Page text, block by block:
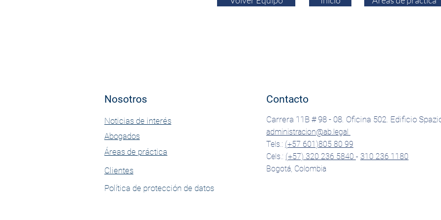
Nosotros
Noticias de interés
Abogados
Áreas de práctica
Clientes
Contacto
Carrera 11B # 98 - 08. Oficina 502. Edificio
administracion@ab.legal
Tels.: (+57 601)805 80 99
Cels.: (+57) 320 236 5840 - 310 236 1180
Bogotá, Colombia
Política de protección de datos